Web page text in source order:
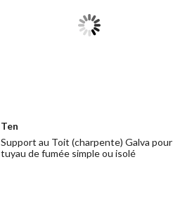
Ten
Support au Toit (charpente) Galva pour
tuyau de fumée simple ou isolé